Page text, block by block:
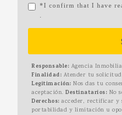
*I confirm that I have
Responsable: Agencia
Finalidad: Atender tu
Legitimación: Nos das tu
aceptación. Destinatarios: No
Derechos: acceder, rectificar y
portabilidad y limitación u